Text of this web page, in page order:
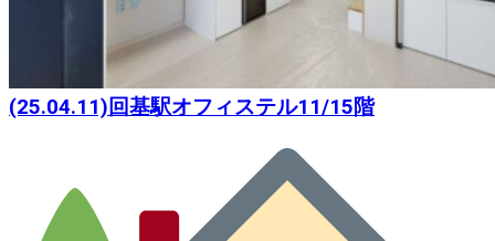
(25.04.11)回基駅オフィステル11/15階